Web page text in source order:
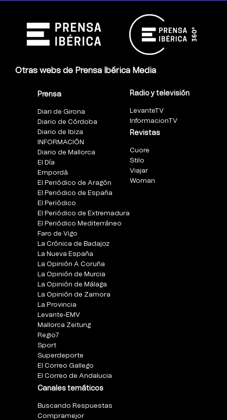
Otras webs de Prensa Ibérica Media
Prensa
Diari de Girona
Diario de Córdoba
Diario de Ibiza
INFORMACIÓN
Diario de Mallorca
El Día
Empordà
El Periódico de Aragón
El Periódico de España
El Periódico
El Periódico de Extremadura
El Periódico Mediterráneo
Faro de Vigo
La Crónica de Badajoz
La Nueva España
La Opinión A Coruña
La Opinión de Murcia
La Opinión de Málaga
La Opinión de Zamora
La Provincia
Levante-EMV
Mallorca Zeitung
Regio7
Sport
Superdeporte
El Correo Gallego
El Correo de Andalucia
Canales temáticos
Buscando Respuestas
Compramejor
Radio y televisión
LevanteTV
InformacionTV
Revistas
Cuore
Stilo
Viajar
Woman